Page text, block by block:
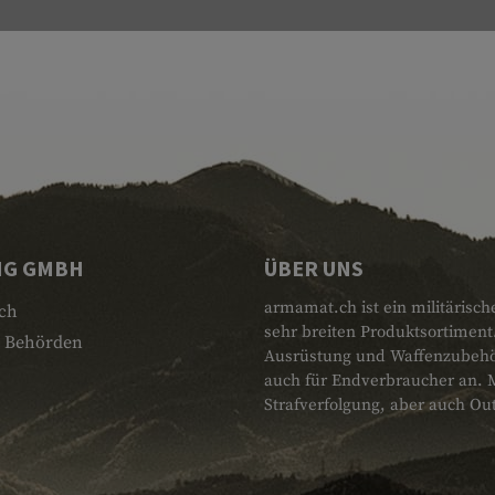
GMBH ÜBER UNS
armamat.ch ist ein
sehr breiten
Ausrüstung und
auch für Endverbraucher an.
Strafverfolgung, aber auch